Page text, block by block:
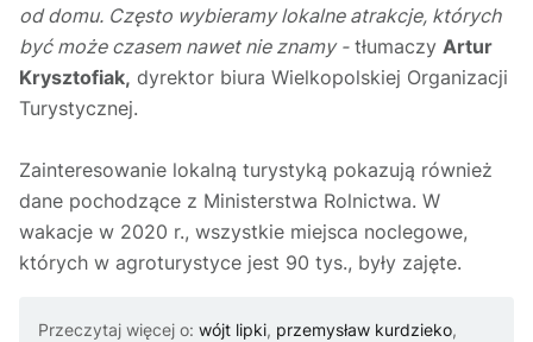
od domu. Często wybieramy lokalne atrakcje, których
być może czasem nawet nie znamy -tłumaczy Artur
Krysztofiak, dyrektor biura Wielkopolskiej Organizacji
Turystycznej.
Zainteresowanie lokalną turystyką pokazują również
dane pochodzące z Ministerstwa Rolnictwa. W
wakacje w 2020 r., wszystkie miejsca noclegowe,
których w agroturystyce jest 90 tys., były zajęte.
Przeczytaj więcej o: wójt lipki, przemysław kurdzieko,